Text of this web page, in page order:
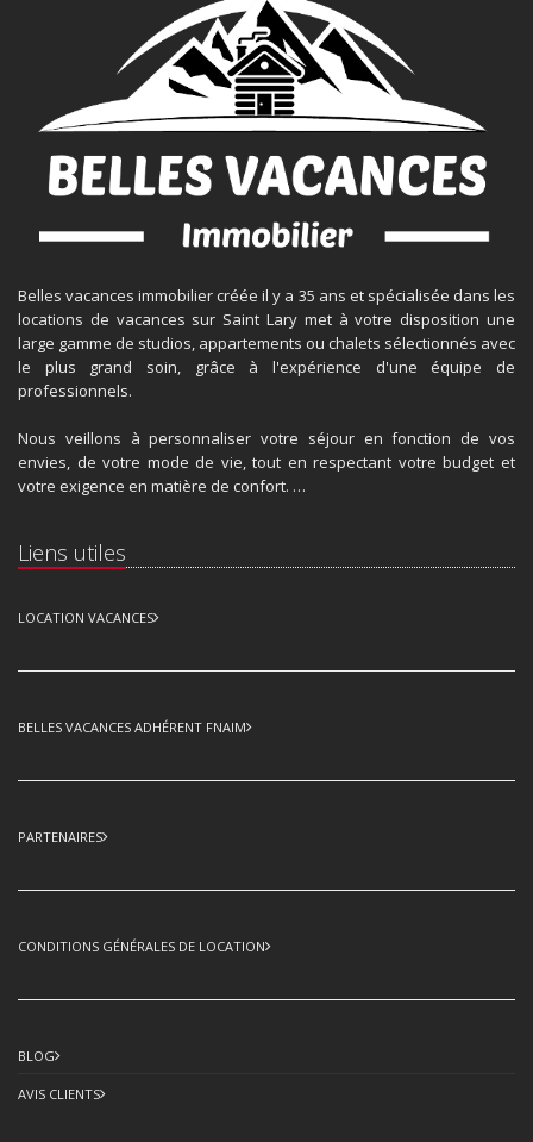
Belles vacances immobilier créée il y a 35 ans et spécialisée dans les
locations de vacances sur Saint Lary met à votre disposition une
large gamme de studios, appartements ou chalets sélectionnés avec
le plus grand soin, grâce à l'expérience d'une équipe de
professionnels.
Nous veillons à personnaliser votre séjour en fonction de vos
envies, de votre mode de vie, tout en respectant votre budget et
votre exigence en matière de confort. …
Liens utiles
LOCATION VACANCES
BELLES VACANCES ADHÉRENT FNAIM
PARTENAIRES
CONDITIONS GÉNÉRALES DE LOCATION
BLOG
AVIS CLIENTS